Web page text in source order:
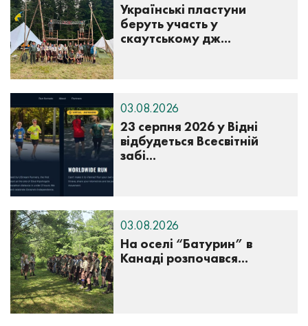
Українські пластуни
беруть участь у
скаутському дж...
23 серпня 2026 у Відні
відбудеться Всесвітній
забі...
03.08.2026
На оселі “Батурин” в
Канаді розпочався...
03.08.2026